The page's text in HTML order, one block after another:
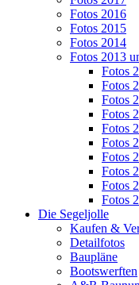
Fotos 2016
Fotos 2015
Fotos 2014
Fotos 2013
Fotos
Fotos
Fotos
Fotos
Fotos
Fotos
Fotos
Fotos
Fotos
Fotos
Die Segeljolle
Kaufen &
Detailfotos
Baupläne
Bootswerften